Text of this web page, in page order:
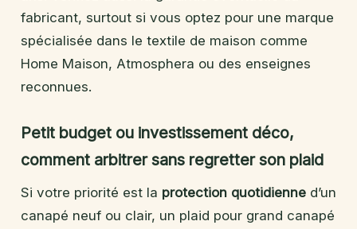
fabricant, surtout si vous optez pour une marque
spécialisée dans le textile de maison comme
Home Maison, Atmosphera ou des enseignes
reconnues.
Petit budget ou investissement déco,
comment arbitrer sans regretter son plaid
Si votre priorité est la protection quotidienne d’un
canapé neuf ou clair, un plaid pour grand canapé